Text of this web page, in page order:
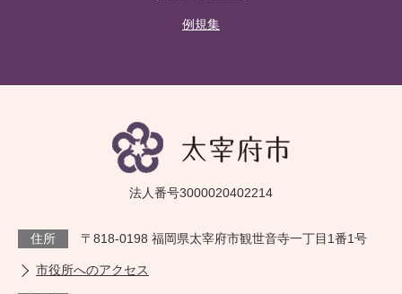
例規集
法人番号3000020402214
住所 〒818-0198 福岡県太宰府市観世音寺一丁目1番1号
市役所へのアクセス